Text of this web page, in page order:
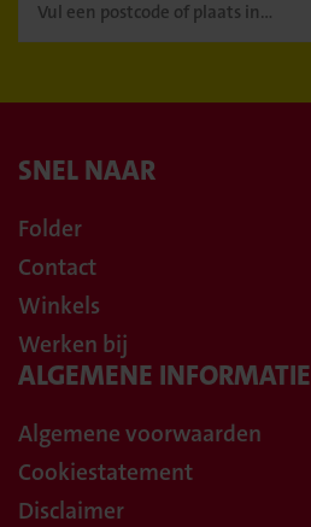
SNEL NAAR
Folder
Contact
Winkels
Werken bij
ALGEMENE INFORMATIE
Algemene voorwaarden
Cookiestatement
Disclaimer